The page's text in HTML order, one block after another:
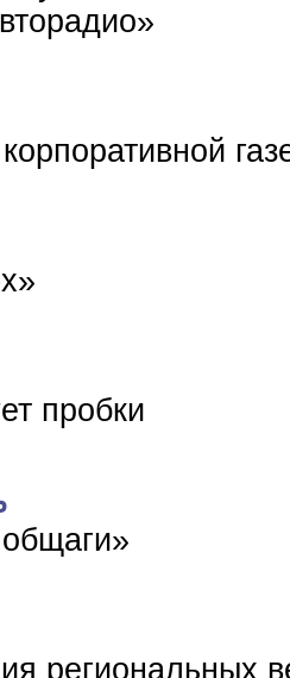
пробки
региональных